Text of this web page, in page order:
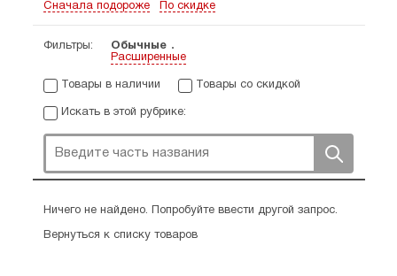
Автор воспоминаний о церковной жизни Москвы
события, люди».
Сначала подороже По скидке
Фильтры:
Обычные
Расширенные
Товары в наличии Товары со скидкой
Искать в этой рубрике:
Ничего не найдено. Попробуйте ввести другой запрос.
Вернуться к списку товаров